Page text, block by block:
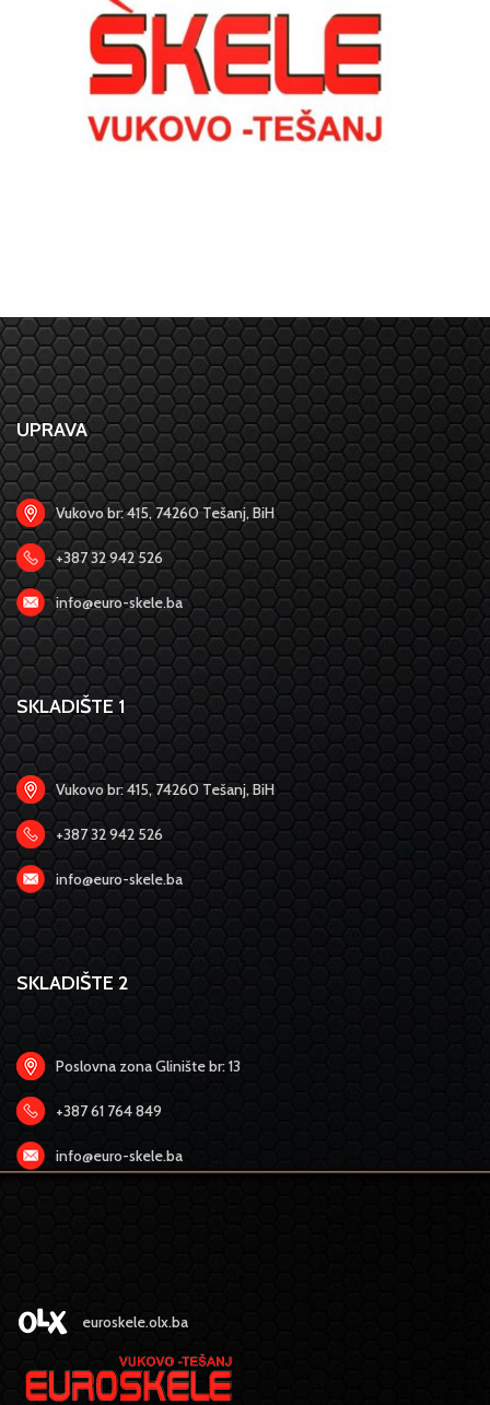
UPRAVA
Vukovo br: 415, 74260 Tešanj, BiH
+387 32 942 526
info@euro-skele.ba
SKLADIŠTE 1
Vukovo br: 415, 74260 Tešanj, BiH
+387 32 942 526
info@euro-skele.ba
SKLADIŠTE 2
Poslovna zona Glinište br: 13
+387 61 764 849
info@euro-skele.ba
euroskele.olx.ba